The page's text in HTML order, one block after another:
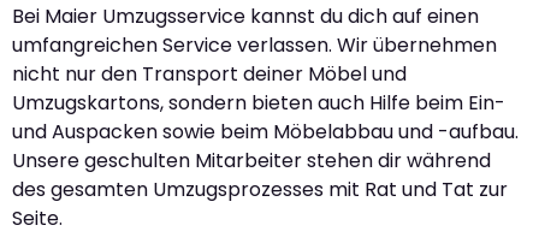
Bei Maier Umzugsservice kannst du dich auf einen
umfangreichen Service verlassen. Wir übernehmen
nicht nur den Transport deiner Möbel und
Umzugskartons, sondern bieten auch Hilfe beim Ein-
und Auspacken sowie beim Möbelabbau und -aufbau.
Unsere geschulten Mitarbeiter stehen dir während
des gesamten Umzugsprozesses mit Rat und Tat zur
Seite.